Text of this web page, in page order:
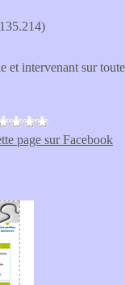
et intervenant sur toute
page sur Facebook